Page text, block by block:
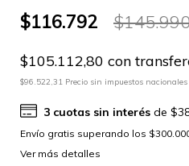
$116.792
$105.112,80 con
$96.522,31 Precio sin impuestos nacionales
3cuotas sin interésde
Ver más detalles